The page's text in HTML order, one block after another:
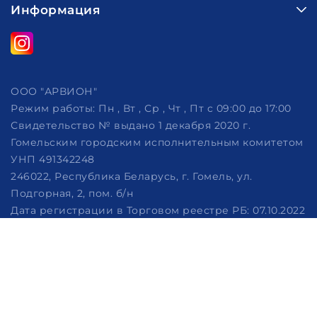
Информация
ООО "АРВИОН"
Режим работы: Пн , Вт , Ср , Чт , Пт c 09:00 до 17:00
Свидетельство № выдано 1 декабря 2020 г.
Гомельским городским исполнительным комитетом
УНП 491342248
246022, Республика Беларусь, г. Гомель, ул.
Подгорная, 2, пом. б/н
Дата регистрации в Торговом реестре РБ: 07.10.2022